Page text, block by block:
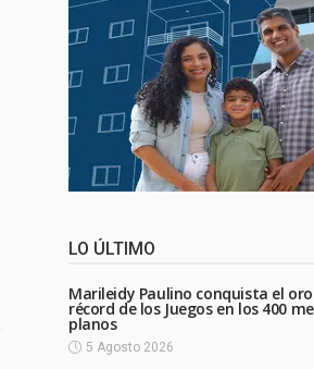
LO ÚLTIMO
Marileidy Paulino conquista el
récord de los Juegos en los 400
planos
5 Agosto 2026